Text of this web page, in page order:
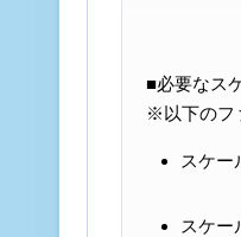
■必要なス
※以下のフ
スケー
スケー